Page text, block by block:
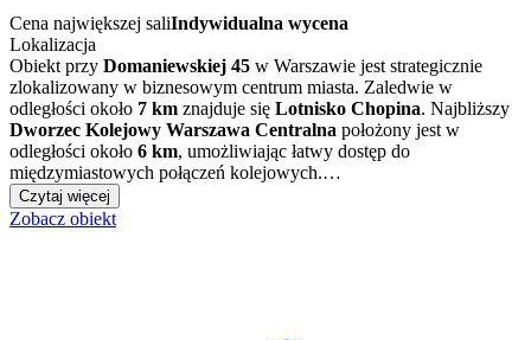
Cena największej saliIndywidualna wycena
Lokalizacja
Obiekt przy Domaniewskiej 45 w Warszawie jest strategicznie
zlokalizowany w biznesowym centrum miasta. Zaledwie w
odległości około 7 km znajduje się Lotnisko Chopina. Najbliższy
Dworzec Kolejowy Warszawa Centralna położony jest w
odległości około 6 km, umożliwiając łatwy dostęp do
międzymiastowych połączeń kolejowych.…
Czytaj więcej
Zobacz obiekt